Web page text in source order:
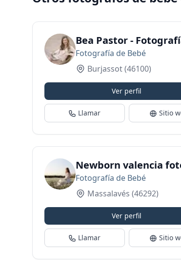
Bea Pastor -
Fotografía de Bebé
Burjassot(46100)
Ver perfil
Llamar Sitio
Newborn valencia
Fotografía de Bebé
Massalavés (46292)
Ver perfil
Llamar Sitio